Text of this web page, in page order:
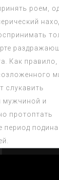
роем,
Как правило,
слукавить
мужчиной и
протоптать
период подина